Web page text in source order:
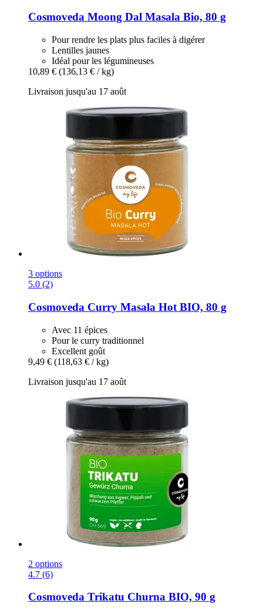
Cosmoveda Moong Dal Masala Bio, 80 g
Pour rendre les plats plus faciles à digérer
Lentilles jaunes
Idéal pour les légumineuses
10,89 € (136,13 € / kg)
Livraison jusqu'au 17 août
3 options
5.0 (2)
Cosmoveda Curry Masala Hot BIO, 80 g
Avec 11 épices
Pour le curry traditionnel
Excellent goût
9,49 € (118,63 € / kg)
Livraison jusqu'au 17 août
2 options
4.7 (6)
Cosmoveda Trikatu Churna BIO, 90 g